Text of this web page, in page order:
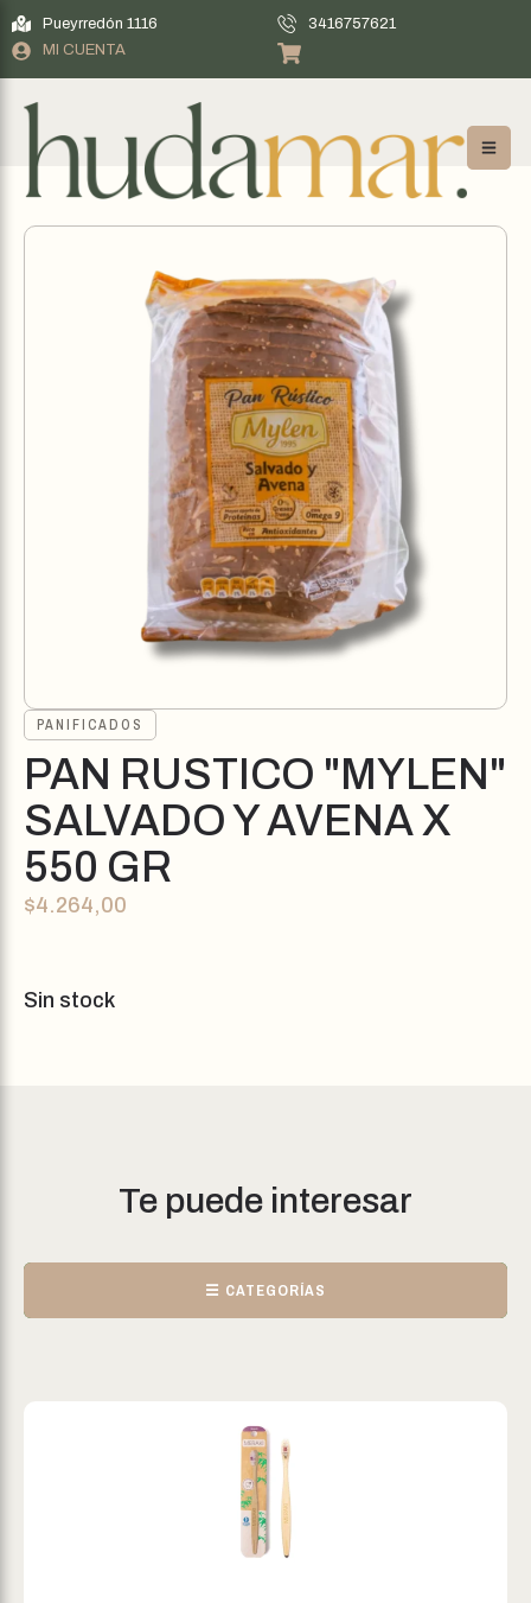
Pueyrredón 1116
3416757621
MI CUENTA
PANIFICADOS
PAN RUSTICO "MYLEN"
SALVADO Y AVENA X
550 GR
$4.264,00
Sin stock
Te puede interesar
☰ CATEGORÍAS